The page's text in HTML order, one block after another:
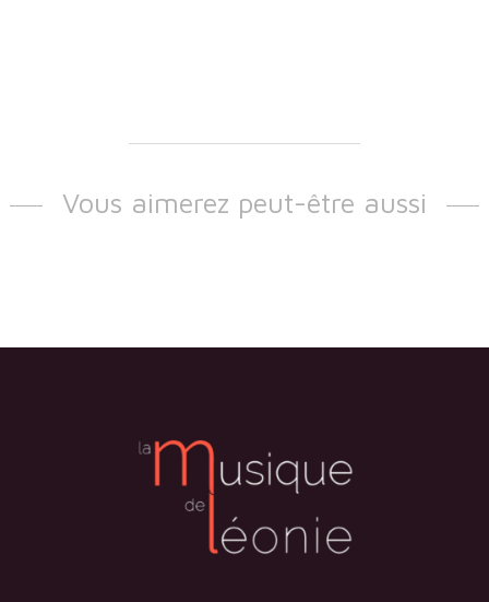
Vous aimerez peut-être aussi